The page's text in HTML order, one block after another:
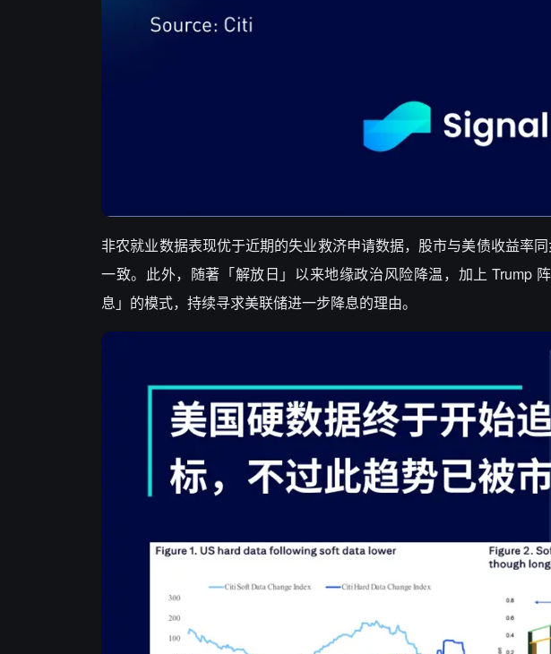
非农就业数据表现优于近期的失业救济申请数据，股市与美债收益率
一致。此外，随著「解放日」以来地缘政治风险降温，加上 Trump
息」的模式，持续寻求美联储进一步降息的理由。